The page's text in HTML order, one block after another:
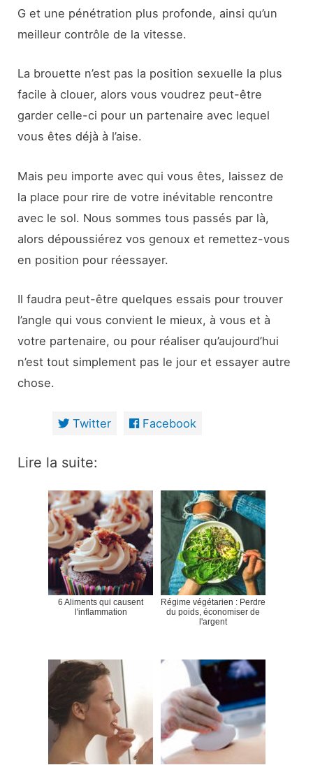
G et une pénétration plus profonde, ainsi qu’un
meilleur contrôle de la vitesse.
La brouette n’est pas la position sexuelle la plus
facile à clouer, alors vous voudrez peut-être
garder celle-ci pour un partenaire avec lequel
vous êtes déjà à l’aise.
Mais peu importe avec qui vous êtes, laissez de
la place pour rire de votre inévitable rencontre
avec le sol. Nous sommes tous passés par là,
alors dépoussiérez vos genoux et remettez-vous
en position pour réessayer.
Il faudra peut-être quelques essais pour trouver
l’angle qui vous convient le mieux, à vous et à
votre partenaire, ou pour réaliser qu’aujourd’hui
n’est tout simplement pas le jour et essayer autre
chose.
Twitter Facebook
Lire la suite:
6 Aliments qui causent
l'inflammation
Régime végétarien : Perdre
du poids, économiser de
l'argent